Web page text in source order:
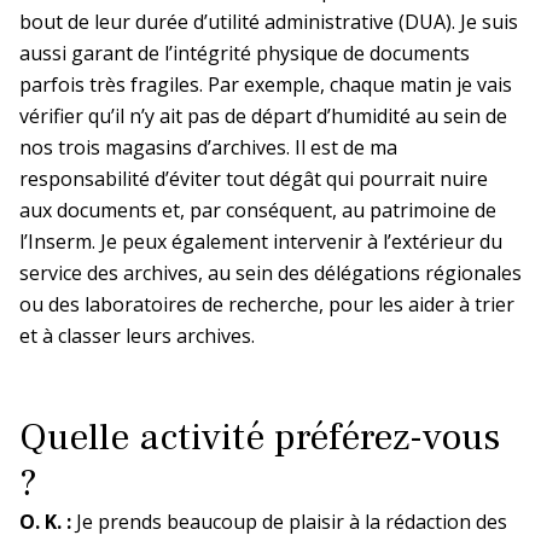
Décisions
Décisions relatives à l’organisation de
l’Inserm
Décisions relatives aux unités depuis
2009
Paca et Corse
En bref La DR Paca et Corse en bref
En pratique
La prévention dans ma DR
La DR Paris-IDF Centre Est en
Inserm-Japan Society for the Promotion
of Science (JSPS) Appel à propositions
pour un séminaire conjoint en France en
2027
Inserm-National Science and
Technology Council (NSTC) de Taïwan
Programmes Mobilités exploratoires et
séminaires conjoints 2026
Dispositif éthique et autorisation de
projet
Cadre éthique de la recherche animale
Conduire un projet utilisant des animaux
à des fins scientifiques
Groupe Organismes modèles et
bout de leur durée d’utilité administrative (DUA). Je suis
aussi garant de l’intégrité physique de documents
parfois très fragiles. Par exemple, chaque matin je vais
vérifier qu’il n’y ait pas de départ d’humidité au sein de
nos trois magasins d’archives. Il est de ma
responsabilité d’éviter tout dégât qui pourrait nuire
aux documents et, par conséquent, au patrimoine de
l’Inserm. Je peux également intervenir à l’extérieur du
service des archives, au sein des délégations régionales
ou des laboratoires de recherche, pour les aider à trier
et à classer leurs archives.
Quelle activité préférez-vous
?
O. K. : Je prends beaucoup de plaisir à la rédaction des